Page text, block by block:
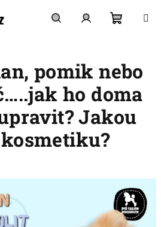
košík
pomik nebo
ho doma
Jakou